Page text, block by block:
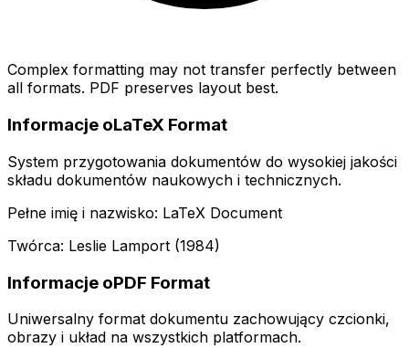
Complex formatting may not transfer perfectly between
all formats. PDF preserves layout best.
Informacje oLaTeX Format
System przygotowania dokumentów do wysokiej jakości
składu dokumentów naukowych i technicznych.
Pełne imię i nazwisko: LaTeX Document
Twórca: Leslie Lamport (1984)
Informacje oPDF Format
Uniwersalny format dokumentu zachowujący czcionki,
obrazy i układ na wszystkich platformach.